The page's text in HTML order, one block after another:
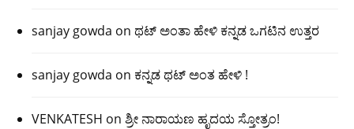
sanjay gowda on ಥಟ್ ಅಂತಾ ಹೇಳಿ ಕನ್ನಡ ಒಗಟಿನ ಉತ್ತರ
sanjay gowda on ಕನ್ನಡ ಥಟ್ ಅಂತ ಹೇಳಿ !
VENKATESH on ಶ್ರೀ ನಾರಾಯಣ ಹೃದಯ ಸ್ತೋತ್ರಂ!